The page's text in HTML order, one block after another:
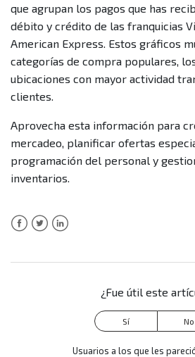
clientes que me pagaron con
¿Puedo ver información de todos
incluyendo los que tengo el
otros bancos?
¿Puedo ver en la sección de Mis
de otros medios de pago
¿Qué hago si encuentro
Más información
que agrupan los pagos que has
débito y crédito de las franquicias
American Express. Estos gráficos
categorías de compra populares,
ubicaciones con mayor actividad
clientes.
Aprovecha esta información para
mercadeo, planificar ofertas
programación del personal y
inventarios.
¿Fue útil este
Usuarios a los que les